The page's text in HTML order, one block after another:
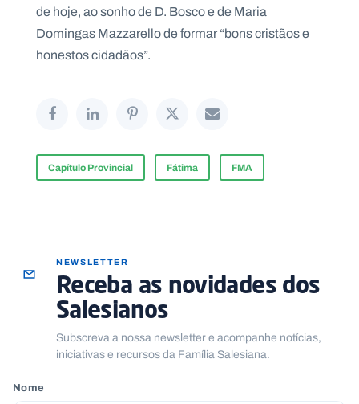
de hoje, ao sonho de D. Bosco e de Maria
Domingas Mazzarello de formar “bons cristãos e
honestos cidadãos”.
Capítulo Provincial Fátima FMA
NEWSLETTER
Receba as novidades dos
Salesianos
Subscreva a nossa newsletter e acompanhe notícias,
iniciativas e recursos da Família Salesiana.
Nome